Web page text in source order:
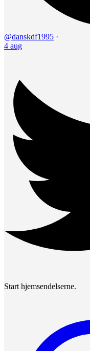
@danskdf1995 ·
4 aug
Start hjemsendelserne.